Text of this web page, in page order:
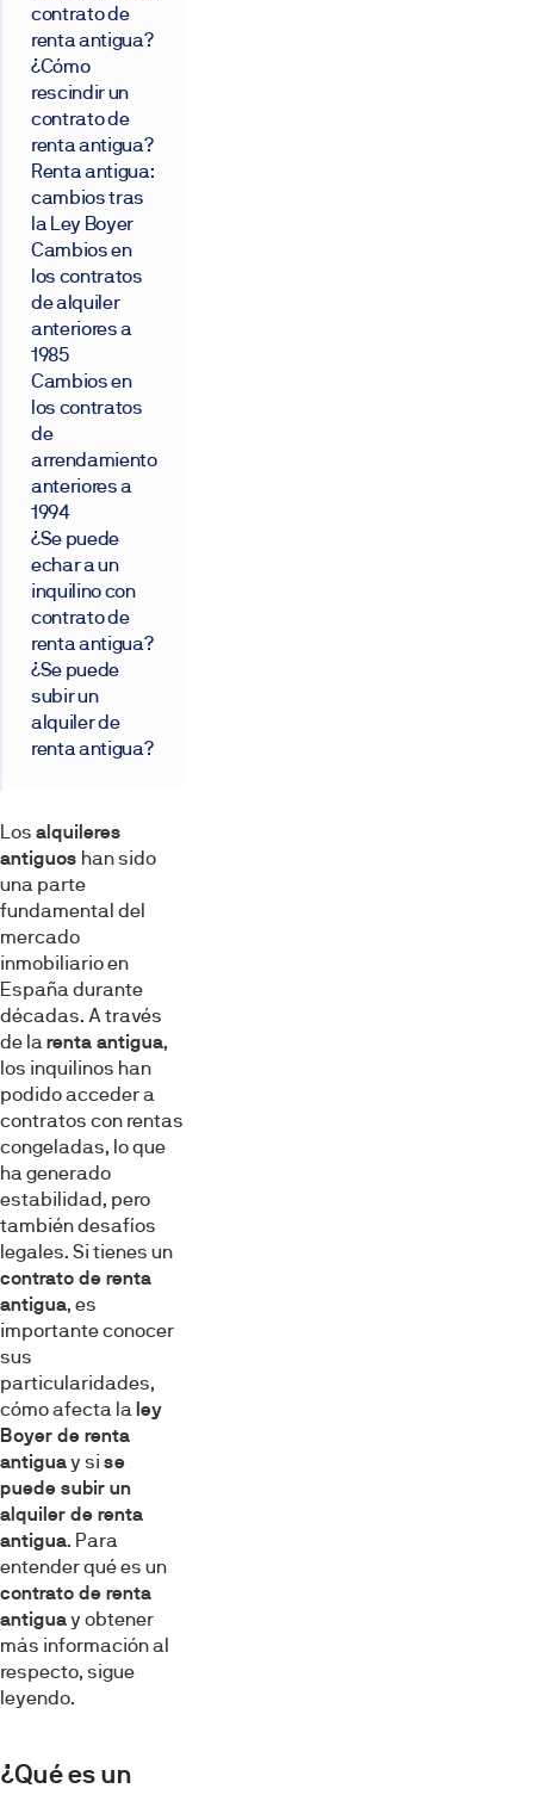
Los alquileres
antiguos han sido
una parte
fundamental del
mercado
inmobiliario en
España durante
décadas. A través
de la renta antigua,
los inquilinos han
podido acceder a
contratos con rentas
congeladas, lo que
ha generado
estabilidad, pero
también desafíos
legales. Si tienes un
contrato de renta
antigua, es
importante conocer
sus
particularidades,
cómo afecta la ley
Boyer de renta
antiguay si se
puede subir un
alquiler de renta
antigua. Para
entender qué es un
contrato de renta
antiguay obtener
más información al
respecto, sigue
leyendo.
¿Qué es un
contrato de
renta antigua?
¿Cómo
rescindir un
contrato de
renta antigua?
Renta antigua:
cambios tras
la Ley Boyer
Cambios en
los contratos
de alquiler
anteriores a
1985
Cambios en
los contratos
de
arrendamiento
anteriores a
1994
¿Se puede
echar a un
inquilino con
contrato de
renta antigua?
¿Se puede
subir un
alquiler de
renta antigua?